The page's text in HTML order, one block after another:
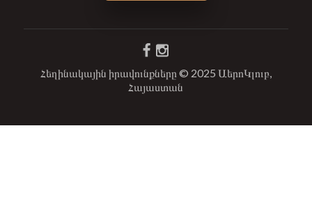
Հեղինակային իրավունքները © 2025 ԱերոԿլուբ,
Հայաստան